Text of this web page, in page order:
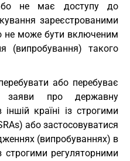
не має доступу до
зареєстрованими
не може бути включеним
(випробування) такого
або перебуває
заяви про державну
країні із строгими
або застосовуватися
(випробуваннях) в
строгими регуляторними